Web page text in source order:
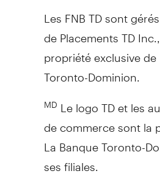
Les FNB TD sont
de Placements TD
propriété exclusive
Toronto-Dominion.
MD Le logo TD et les
de commerce sont la
La Banque Toronto-
ses filiales.